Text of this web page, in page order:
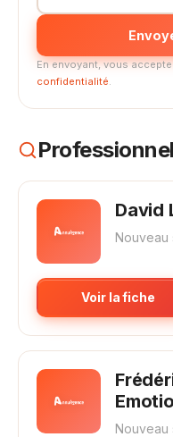
En envoyant, vous
confidentialité.
David
Nouveau
Voir la fiche
Nouveau